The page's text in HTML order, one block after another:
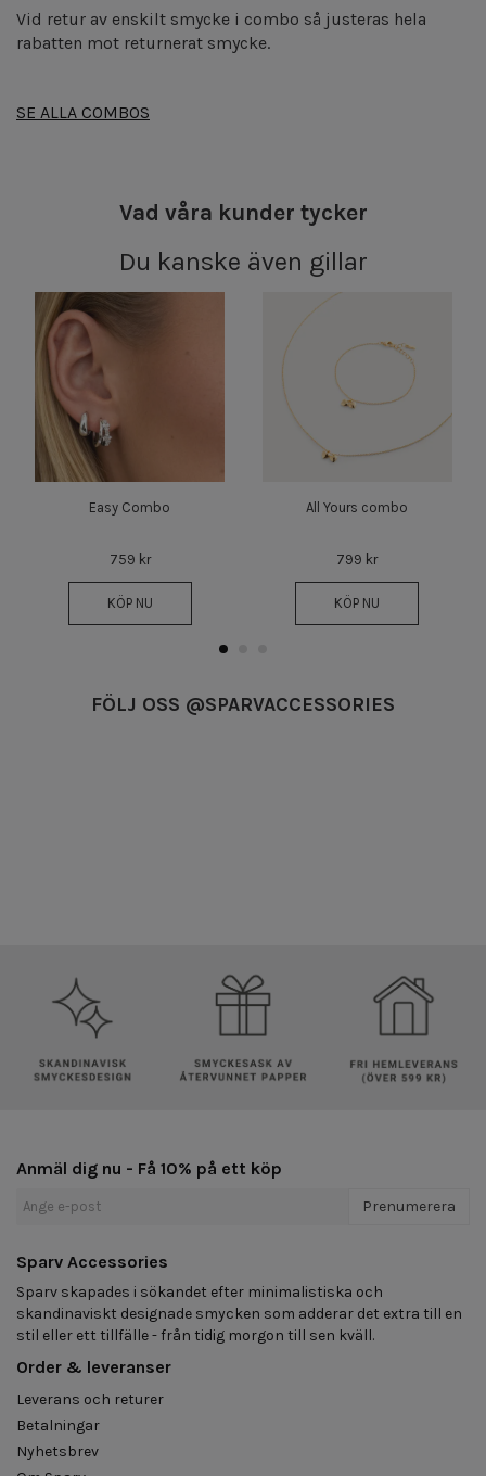
Vid retur av enskilt smycke i combo så justeras hela
rabatten mot returnerat smycke.
SE ALLA COMBOS
Vad våra kunder tycker
Du kanske även gillar
Easy Combo
759 kr
KÖP NU
All Yours combo
799 kr
KÖP NU
FÖLJ OSS @SPARVACCESSORIES
Anmäl dig nu - Få 10% på ett köp
Prenumerera
Sparv Accessories
Sparv skapades i sökandet efter minimalistiska och
skandinaviskt designade smycken som adderar det extra till en
stil eller ett tillfälle - från tidig morgon till sen kväll.
Order & leveranser
Leverans och returer
Betalningar
Nyhetsbrev